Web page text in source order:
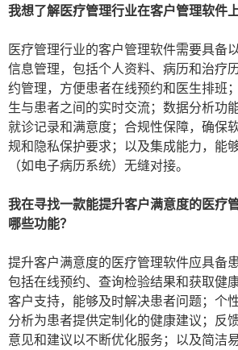
我想了解医疗管理行业在客户管理软件
医疗管理行业的客户管理软件需要具备
信息管理，包括个人资料、病历和治疗
约管理，方便患者在线预约和医生排班
生与患者之间的实时交流；数据分析功
就诊记录和满意度；合规性保障，确保
规和隐私保护要求；以及集成能力，能
（如电子病历系统）无缝对接。
我在寻找一款能提升客户满意度的医疗
哪些功能？
提升客户满意度的医疗管理软件应具备
包括在线预约、查询检验结果和获取健
客户支持，能够及时解决患者问题；个
分析为患者提供定制化的健康建议；反
意见和建议以不断优化服务；以及简洁